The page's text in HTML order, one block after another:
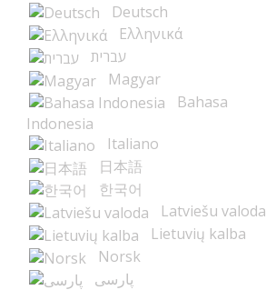
Deutsch
Ελληνικά
עברית
Magyar
Bahasa
Indonesia
Italiano
日本語
한국어
Latviešu valoda
Lietuvių kalba
Norsk
پارسی